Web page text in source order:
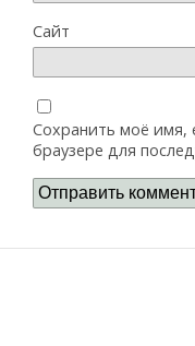
Сайт
Сохранить моё имя,
браузере для